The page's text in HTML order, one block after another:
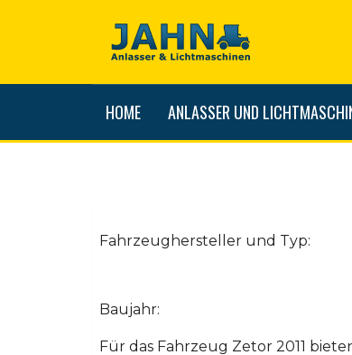
HOME ANLASSER UND
Fahrzeughersteller und Typ:
Baujahr:
Für das Fahrzeug Zetor 2011